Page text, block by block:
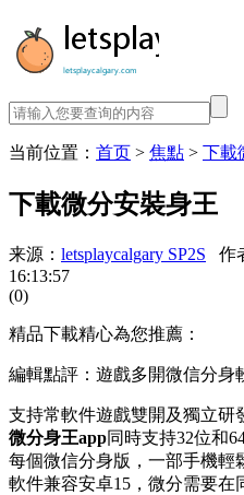
当前位置： 首页 > 焦點 > 下載
下載微分安裝身王
来源： letsplaycalgary SP2S 作
16:13:57
(0)
精品下載精心為您推薦：
編輯點評：遊戲多開微信分身
支持常軟件遊戲雙開及獨立研
微分身王app同時支持32位和
每個微信分身版，一部手機輕
軟件兼容安卓15，微分需要